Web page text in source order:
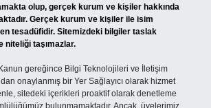
olup, gerçek kurum ve kişiler hakkında
Gerçek kurum ve kişiler ile isim
tesadüfidir. Sitemizdeki bilgiler taslak
niteliği taşımazlar.
gereğince Bilgi Teknolojileri ve İletişim
onaylanmış bir Yer Sağlayıcı olarak hizmet
sitedeki içerikleri proaktif olarak denetleme
bulunmamaktadır. Ancak, üyelerimiz